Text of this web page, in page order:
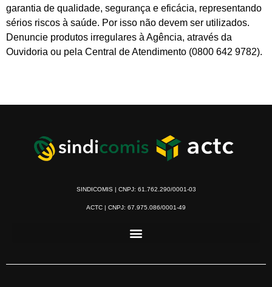
garantia de qualidade, segurança e eficácia, representando
sérios riscos à saúde. Por isso não devem ser utilizados.
Denuncie produtos irregulares à Agência, através da
Ouvidoria ou pela Central de Atendimento (0800 642 9782).
SINDICOMIS | CNPJ: 61.762.290/0001-03
ACTC | CNPJ: 67.975.086/0001-49